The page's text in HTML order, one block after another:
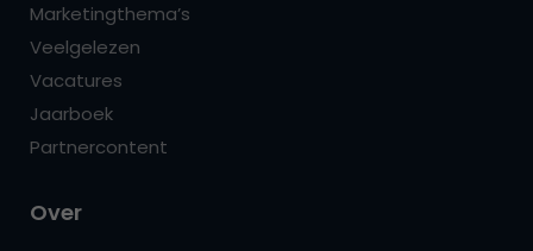
Marketingthema’s
Veelgelezen
Vacatures
Jaarboek
Partnercontent
Over